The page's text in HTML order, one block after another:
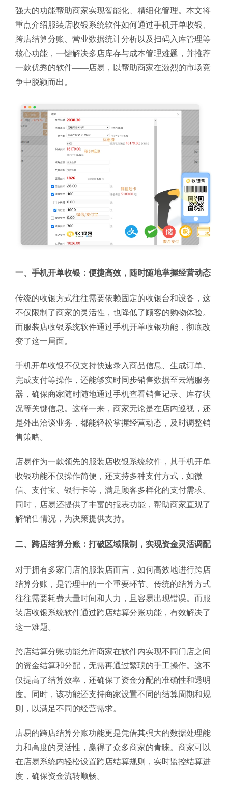
强大的功能帮助商家实现智能化、精细化管理。本文将
重点介绍服装店收银系统软件如何通过手机开单收银、
跨店结算分账、营业数据统计分析以及扫码入库管理等
核心功能，一键解决多店库存与成本管理难题，并推荐
一款优秀的软件——店易，以帮助商家在激烈的市场竞
争中脱颖而出。
一、手机开单收银：便捷高效，随时随地掌握经营动态
传统的收银方式往往需要依赖固定的收银台和设备，这
不仅限制了商家的灵活性，也降低了顾客的购物体验。
而服装店收银系统软件通过手机开单收银功能，彻底改
变了这一局面。
手机开单收银不仅支持快速录入商品信息、生成订单、
完成支付等操作，还能够实时同步销售数据至云端服务
器，确保商家随时随地通过手机查看销售记录、库存状
况等关键信息。这样一来，商家无论是在店内巡视，还
是外出洽谈业务，都能轻松掌握经营动态，及时调整销
售策略。
店易作为一款领先的服装店收银系统软件，其手机开单
收银功能不仅操作简便，还支持多种支付方式，如微
信、支付宝、银行卡等，满足顾客多样化的支付需求。
同时，店易还提供了丰富的报表功能，帮助商家直观了
解销售情况，为决策提供支持。
二、跨店结算分账：打破区域限制，实现资金灵活调配
对于拥有多家门店的服装店而言，如何高效地进行跨店
结算分账，是管理中的一个重要环节。传统的结算方式
往往需要耗费大量时间和人力，且容易出现错误。而服
装店收银系统软件通过跨店结算分账功能，有效解决了
这一难题。
跨店结算分账功能允许商家在软件内实现不同门店之间
的资金结算和分配，无需再通过繁琐的手工操作。这不
仅提高了结算效率，还确保了资金分配的准确性和透明
度。同时，该功能还支持商家设置不同的结算周期和规
则，以满足不同的经营需求。
店易的跨店结算分账功能更是凭借其强大的数据处理能
力和高度的灵活性，赢得了众多商家的青睐。商家可以
在店易系统内轻松设置跨店结算规则，实时监控结算进
度，确保资金流转顺畅。